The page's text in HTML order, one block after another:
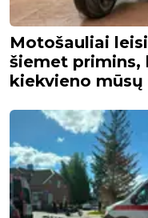
Motošauliai
šiemet primins,
kiekvieno